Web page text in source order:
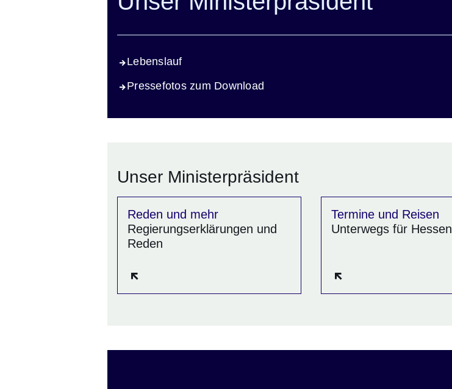
Lebenslauf
Pressefotos zum Download
Unser Ministerpräsident
Reden und mehr
Regierungserklärungen und
Reden
Termine und Reisen
Unterwegs für Hessen